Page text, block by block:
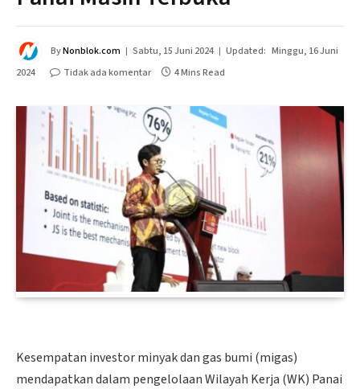
ByNonblok.com Sabtu, 15 Juni 2024 Updated: Minggu, 16 Juni
2024
Tidak ada komentar 4 Mins Read
Kesempatan investor minyak dan gas bumi (migas)
mendapatkan dalam pengelolaan Wilayah Kerja (WK) Panai